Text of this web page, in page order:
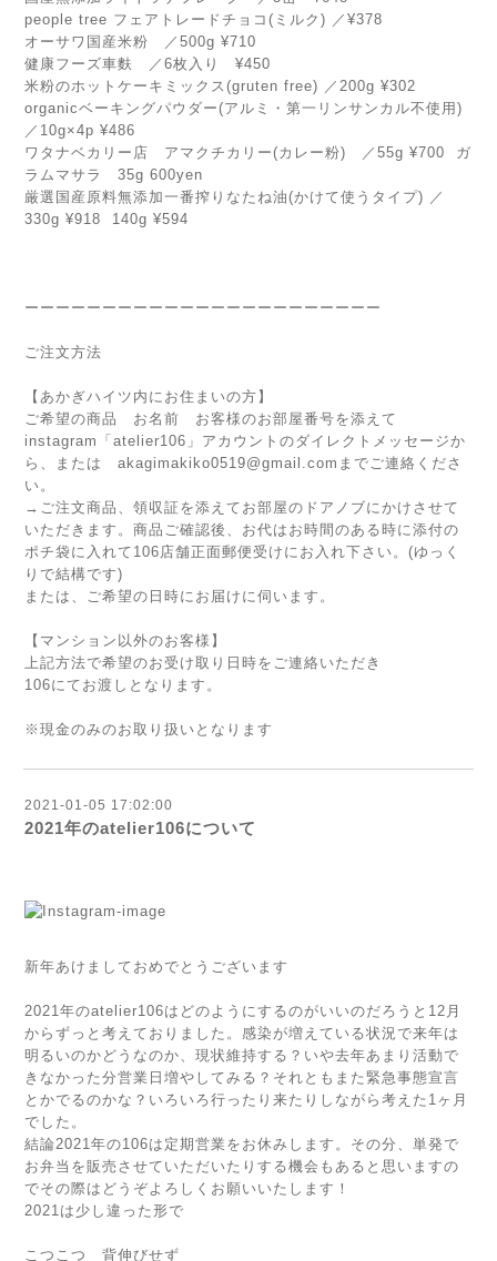
people tree フェアトレードチョコ(ミルク) ／¥378
オーサワ国産米粉 ／500g ¥710
健康フーズ車麩 ／6枚入り ¥450
米粉のホットケーキミックス(gruten free) ／200g ¥302
organicベーキングパウダー(アルミ・第一リンサンカル不使用)
／10g×4p ¥486
ワタナベカリー店 アマクチカリー(カレー粉) ／55g ¥700 ガ
ラムマサラ 35g 600yen
厳選国産原料無添加一番搾りなたね油(かけて使うタイプ) ／
330g ¥918 140g ¥594
ーーーーーーーーーーーーーーーーーーーーーーー
ご注文方法
【あかぎハイツ内にお住まいの方】
ご希望の商品 お名前 お客様のお部屋番号を添えて
instagram「atelier106」アカウントのダイレクトメッセージか
ら、または akagimakiko0519@gmail.comまでご連絡くださ
い。
→ご注文商品、領収証を添えてお部屋のドアノブにかけさせて
いただきます。商品ご確認後、お代はお時間のある時に添付の
ポチ袋に入れて106店舗正面郵便受けにお入れ下さい。(ゆっく
りで結構です)
または、ご希望の日時にお届けに伺います。
【マンション以外のお客様】
上記方法で希望のお受け取り日時をご連絡いただき
106にてお渡しとなります。
※現金のみのお取り扱いとなります
2021-01-05 17:02:00
2021年のatelier106について
新年あけましておめでとうございます
2021年のatelier106はどのようにするのがいいのだろうと12月
からずっと考えておりました。感染が増えている状況で来年は
明るいのかどうなのか、現状維持する？いや去年あまり活動で
きなかった分営業日増やしてみる？それともまた緊急事態宣言
とかでるのかな？いろいろ行ったり来たりしながら考えた1ヶ月
でした。
結論2021年の106は定期営業をお休みします。その分、単発で
お弁当を販売させていただいたりする機会もあると思いますの
でその際はどうぞよろしくお願いいたします！
2021は少し違った形で
こつこつ 背伸びせず